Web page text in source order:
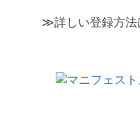
≫詳しい登録方法